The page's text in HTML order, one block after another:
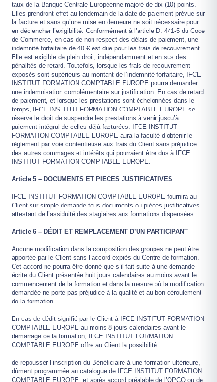
taux de la Banque Centrale Européenne majoré de dix (10) points.
Elles prendront effet au lendemain de la date de paiement prévue sur
la facture et sans qu’une mise en demeure ne soit nécessaire pour
en déclencher l’exigibilité. Conformément à l’article D. 441-5 du Code
de Commerce, en cas de non-respect des délais de paiement, une
indemnité forfaitaire de 40 € est due pour les frais de recouvrement.
Elle est exigible de plein droit, indépendamment et en sus des
pénalités de retard. Toutefois, lorsque les frais de recouvrement
exposés sont supérieurs au montant de l’indemnité forfaitaire, IFCE
INSTITUT FORMATION COMPTABLE EUROPE pourra demander
une indemnisation complémentaire sur justification. En cas de retard
de paiement, et lorsque les prestations sont échelonnées dans le
temps, IFCE INSTITUT FORMATION COMPTABLE EUROPE se
réserve le droit de suspendre les prestations à venir jusqu’à
paiement intégral de celles déjà facturées. IFCE INSTITUT
FORMATION COMPTABLE EUROPE aura la faculté d’obtenir le
règlement par voie contentieuse aux frais du Client sans préjudice
des autres dommages et intérêts qui pourraient être dus à IFCE
INSTITUT FORMATION COMPTABLE EUROPE.
Article 5 – DOCUMENTS ET PIECES JUSTIFICATIVES
IFCE INSTITUT FORMATION COMPTABLE EUROPE fournira au
Client sur simple demande tous documents ou pièces justificatives
attestant de l’assiduité des stagiaires aux formations dispensées.
Article 6 – DÉDIT ET REMPLACEMENT D’UN PARTICIPANT
Aucune modification dans la composition des groupes ne peut être
apportée par le Client sans l’accord exprès du Centre de formation.
Cet accord ne pourra être donné que s’il fait suite à une demande
écrite du Client présentée huit jours calendaires au moins avant le
commencement de la formation et dans la mesure où la modification
demandée ne porte pas préjudice à la qualité et au bon déroulement
de la formation.
En cas de dédit signifié par le Client à IFCE INSTITUT FORMATION
COMPTABLE EUROPE au moins 8 jours calendaires avant le
démarrage de la formation, IFCE INSTITUT FORMATION
COMPTABLE EUROPE offre au Client la possibilité :
de repousser l’inscription du Bénéficiaire à une formation ultérieure,
dûment programmée au catalogue de IFCE INSTITUT FORMATION
COMPTABLE EUROPE, et après accord préalable de l’OPCO ou de